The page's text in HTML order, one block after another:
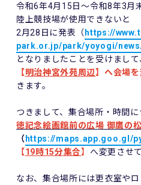
令和6年4月15日～令和8年3月
陸上競技場が使用できないと
2月28日に発表（ https://
park.or.jp/park/yoyogi/
となりましたことを受けまして
【明治神宮外苑周辺】へ会場
きます。
つきまして、集合場所・時間に
徳記念絵画館前の広場 御鷹の
（ https://maps.app.goo.gl/
【19時15分集合】 へ変更させ
なお、集合場所には更衣室や